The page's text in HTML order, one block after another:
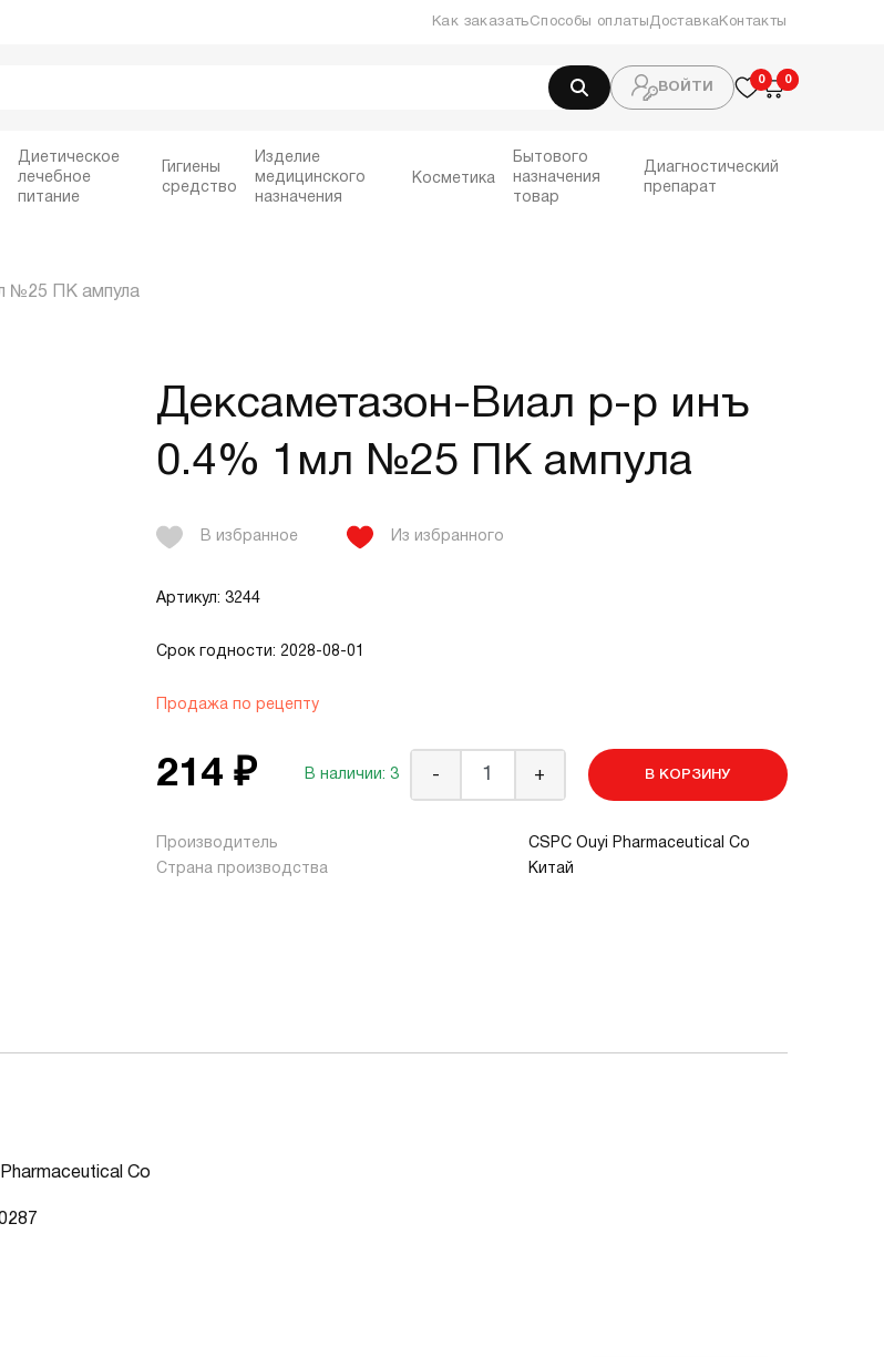
Как заказатьСпособы оплатыДоставкаКонтакты
ВОЙТИ
0 00
Диетическое
лечебное
питание
Гигиены
средство
Изделие
медицинского
назначения
Косметика
Бытового
назначения
товар
Диагностический
препарат
№25 ПК ампула
Дексаметазон-Виал р-р инъ
0.4% 1мл №25 ПК ампула
В избранное Из избранного
Артикул: 3244
Срок годности: 2028-08-01
Продажа по рецепту
214 ₽ В наличии: 3 - + В КОРЗИНУ
Производитель
CSPC Ouyi Pharmaceutical Co
Страна производства
Китай
Co